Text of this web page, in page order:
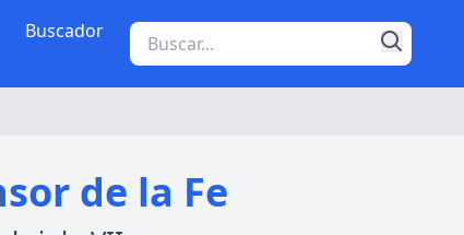
Buscador
de la Fe